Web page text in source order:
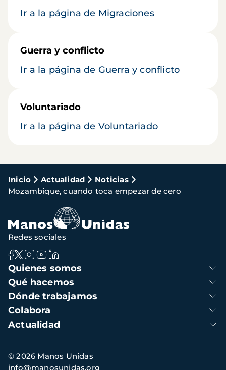
Ir a la página de Migraciones
Guerra y conflicto
Ir a la página de Guerra y conflicto
Voluntariado
Ir a la página de Voluntariado
Ruta
de
navegación
Inicio Actualidad
Noticias
Mozambique, cuando toca empezar de cero
Navegación
principal
Quienes somos
Qué hacemos
Dónde trabajamos
Colabora
Actualidad
Redes sociales
Información
de
© 2026 Manos Unidas
info@manosunidas.org